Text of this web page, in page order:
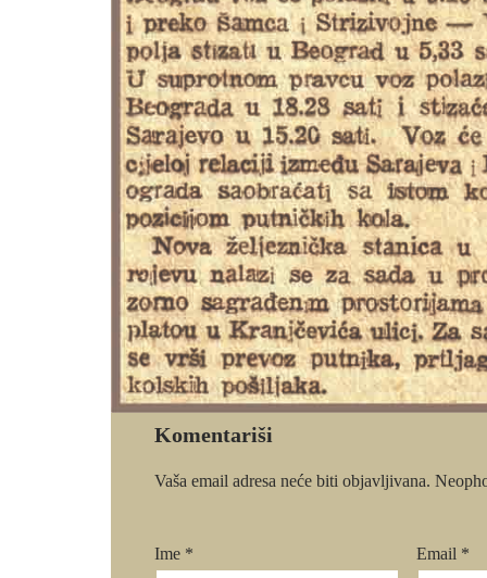
Komentariši
Vaša email adresa neće biti objavljivana.
Ime * Email *